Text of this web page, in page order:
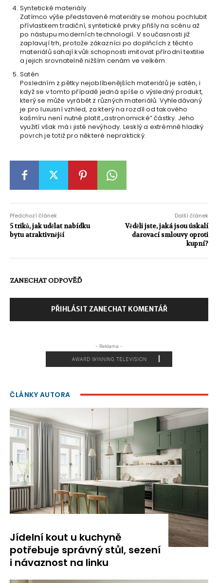
Syntetické materiály
Zatímco výše představené materiály se mohou pochlubit
přívlastkem tradiční, syntetické prvky přišly na scénu až
po nástupu moderních technologií. V současnosti již
zaplavují trh, protože zákazníci po doplňcích z těchto
materiálů sahají kvůli schopnosti imitovat přírodní textilie
a jejich srovnatelně nižším cenám ve velkém.
Satén
Posledním z pětky nejoblíbenějších materiálů je satén, i
když se v tomto případě jedná spíše o výsledný produkt,
který se může vyrábět z různých materiálů. Vyhledávaný
je pro luxusní vzhled, za který na rozdíl od takového
kašmíru není nutné platit „astronomické“ částky. Jeho
využití však má i jisté nevýhody. Lesklý a extrémně hladký
povrch je totiž pro některé nepraktický.
Předchozí článek
5 triků, jak udělat nabídku
bytu atraktivnější
Další článek
Věděli jste, jaká jsou úskalí
darovací smlouvy oproti
kupní?
ZANECHAT ODPOVĚĎ
PŘIHLÁSIT ZANECHAT KOMENTÁŘ
- Reklama -
ČLÁNKY AUTORA
Jídelní kout u kuchyně
potřebuje správný stůl, sezení
i návaznost na linku